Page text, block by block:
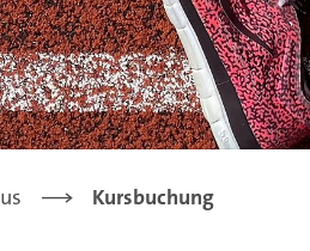
Kursbuchung